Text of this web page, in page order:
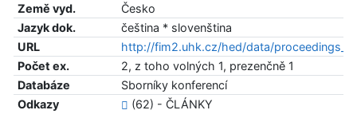
Země vyd.
Česko
Jazyk dok.
čeština * slovenština
URL
http://fim2.uhk.cz/hed/data/
Počet ex.
2, z toho volných 1, prezenčně 1
Databáze
Sborníky konferencí
Odkazy
(62) - ČLÁNKY